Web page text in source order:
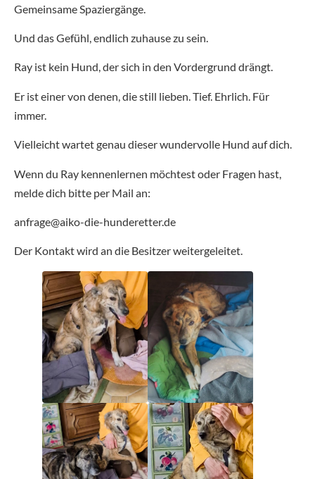
Gemeinsame Spaziergänge.
Und das Gefühl, endlich zuhause zu sein.
Ray ist kein Hund, der sich in den Vordergrund drängt.
Er ist einer von denen, die still lieben. Tief. Ehrlich. Für
immer.
Vielleicht wartet genau dieser wundervolle Hund auf dich.
Wenn du Ray kennenlernen möchtest oder Fragen hast,
melde dich bitte per Mail an:
anfrage@aiko-die-hunderetter.de
Der Kontakt wird an die Besitzer weitergeleitet.